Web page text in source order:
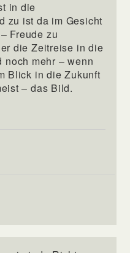
in die
zu ist da im Gesicht
Freude zu
die Zeitreise in die
noch mehr – wenn
Blick in die Zukunft
– das Bild.